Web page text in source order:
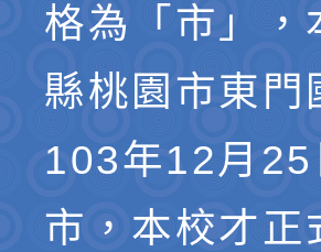
格為「市」
縣桃園市東
103年12月
市，本校才